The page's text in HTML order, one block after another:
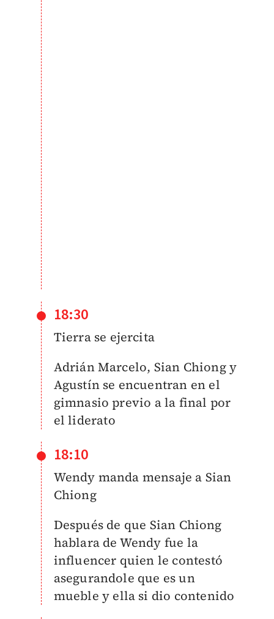
18:30
Tierra se ejercita
Adrián Marcelo, Sian Chiong y
Agustín se encuentran en el
gimnasio previo a la final por
el liderato
18:10
Wendy manda mensaje a Sian
Chiong
Después de que Sian Chiong
hablara de Wendy fue la
influencer quien le contestó
asegurandole que es un
mueble y ella si dio contenido